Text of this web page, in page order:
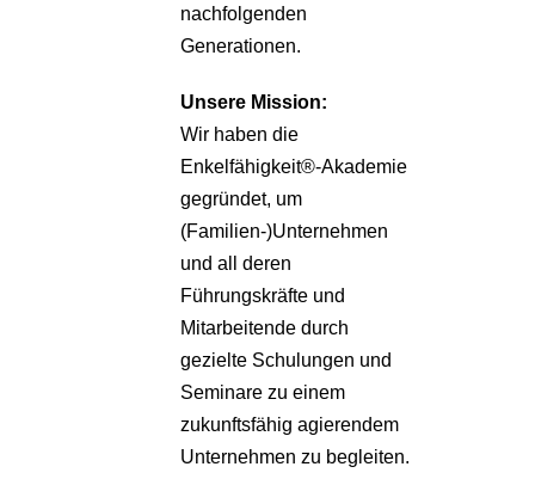
nachfolgenden
Generationen.
Unsere Mission:
Wir haben die
Enkelfähigkeit®-Akademie
gegründet, um
(Familien-)Unternehmen
und all deren
Führungskräfte und
Mitarbeitende durch
gezielte Schulungen und
Seminare zu einem
zukunftsfähig agierendem
Unternehmen zu begleiten.